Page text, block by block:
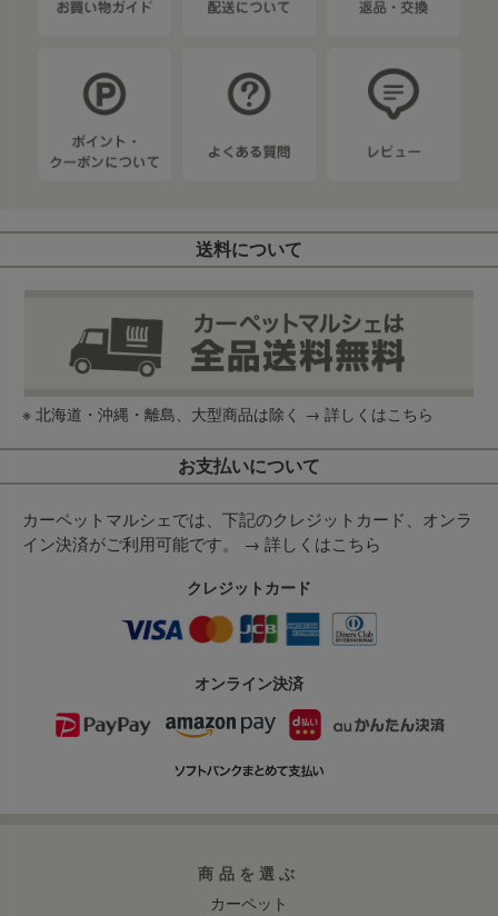
送料について
※ 北海道・沖縄・離島、大型商品は除く → 詳しくはこちら
お支払いについて
カーペットマルシェでは、下記のクレジットカード、オンラ
イン決済がご利用可能です。 → 詳しくはこちら
クレジットカード
オンライン決済
商品を選ぶ
カーペット